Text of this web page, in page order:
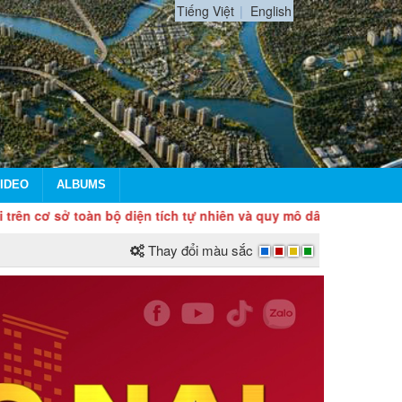
Tiếng Việt English
ALBUMS
bộ diện tích tự nhiên và quy mô dân số của tỉnh Đồng Nai.
Thay đổi màu sắc